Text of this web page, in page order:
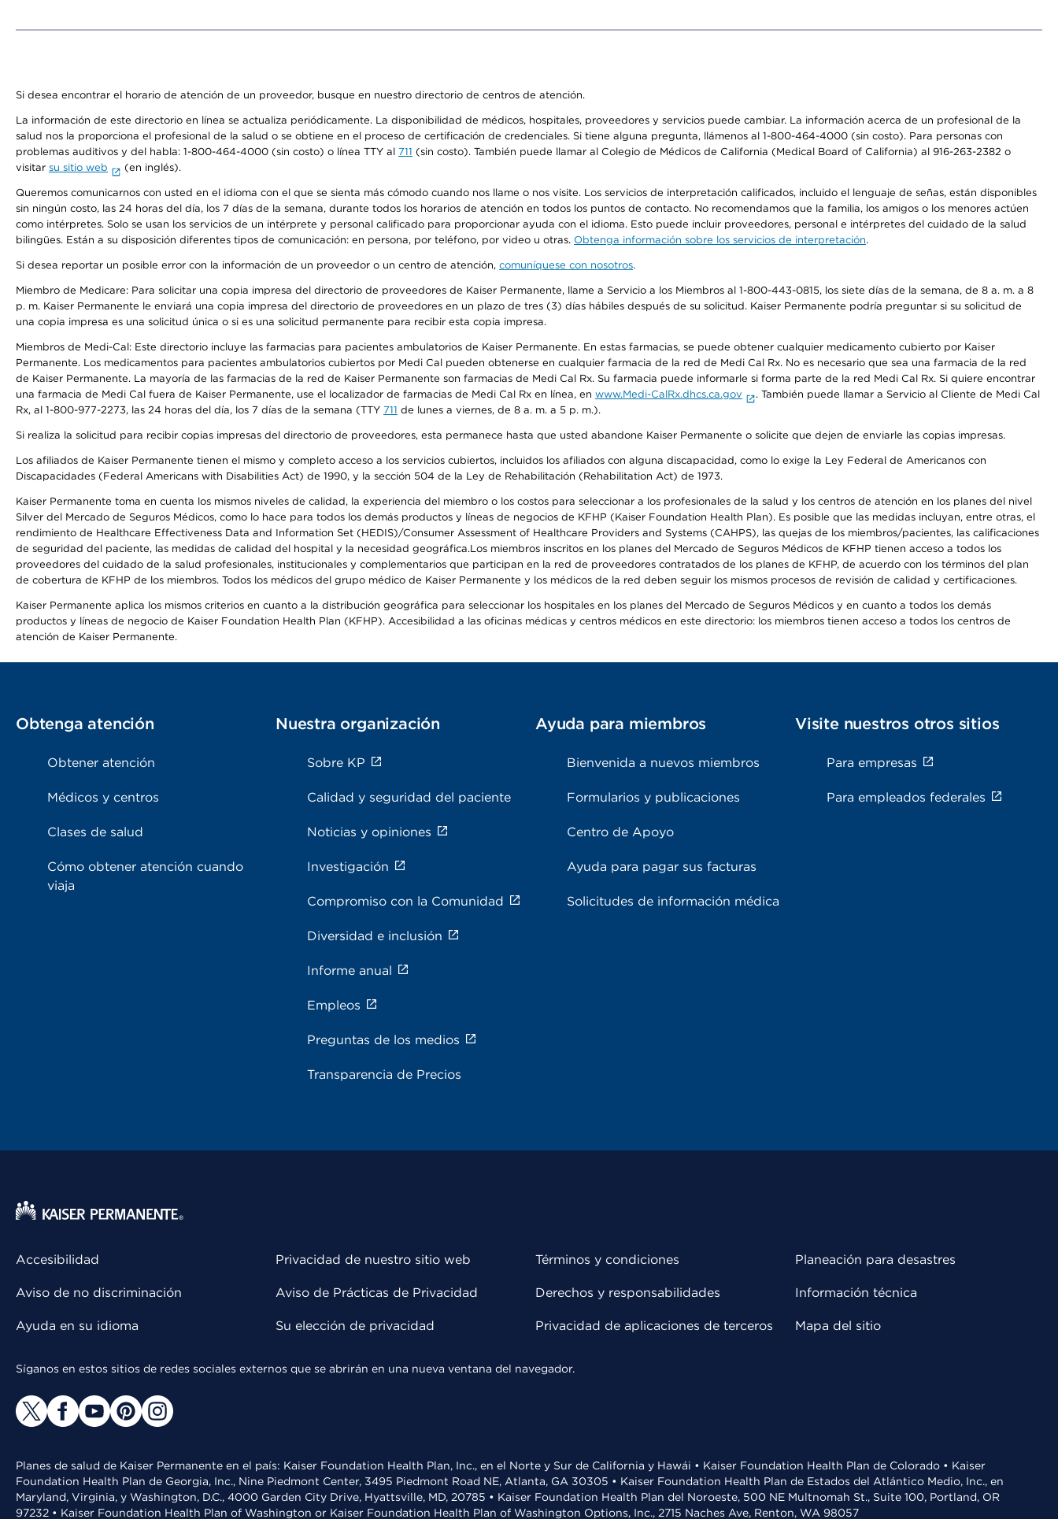
Si desea encontrar el horario de atención de un proveedor, busque en nuestro directorio de centros de atención.
La información de este directorio en línea se actualiza periódicamente. La disponibilidad de médicos, hospitales, proveedores y servicios puede cambiar. La información acerca de un profesional de la
salud nos la proporciona el profesional de la salud o se obtiene en el proceso de certificación de credenciales. Si tiene alguna pregunta, llámenos al 1-800-464-4000 (sin costo). Para personas con
problemas auditivos y del habla: 1-800-464-4000 (sin costo) o línea TTY al 711 (sin costo). También puede llamar al Colegio de Médicos de California (Medical Board of California) al 916-263-2382 o
visitar su sitio web (en inglés).
Queremos comunicarnos con usted en el idioma con el que se sienta más cómodo cuando nos llame o nos visite. Los servicios de interpretación calificados, incluido el lenguaje de señas, están disponibles
sin ningún costo, las 24 horas del día, los 7 días de la semana, durante todos los horarios de atención en todos los puntos de contacto. No recomendamos que la familia, los amigos o los menores actúen
como intérpretes. Solo se usan los servicios de un intérprete y personal calificado para proporcionar ayuda con el idioma. Esto puede incluir proveedores, personal e intérpretes del cuidado de la salud
bilingües. Están a su disposición diferentes tipos de comunicación: en persona, por teléfono, por video u otras. Obtenga información sobre los servicios de interpretación.
Si desea reportar un posible error con la información de un proveedor o un centro de atención, comuníquese con nosotros.
Miembro de Medicare: Para solicitar una copia impresa del directorio de proveedores de Kaiser Permanente, llame a Servicio a los Miembros al 1-800-443-0815, los siete días de la semana, de 8 a. m. a 8
p. m. Kaiser Permanente le enviará una copia impresa del directorio de proveedores en un plazo de tres (3) días hábiles después de su solicitud. Kaiser Permanente podría preguntar si su solicitud de
una copia impresa es una solicitud única o si es una solicitud permanente para recibir esta copia impresa.
Miembros de Medi-Cal: Este directorio incluye las farmacias para pacientes ambulatorios de Kaiser Permanente. En estas farmacias, se puede obtener cualquier medicamento cubierto por Kaiser
Permanente. Los medicamentos para pacientes ambulatorios cubiertos por Medi Cal pueden obtenerse en cualquier farmacia de la red de Medi Cal Rx. No es necesario que sea una farmacia de la red
de Kaiser Permanente. La mayoría de las farmacias de la red de Kaiser Permanente son farmacias de Medi Cal Rx. Su farmacia puede informarle si forma parte de la red Medi Cal Rx. Si quiere encontrar
una farmacia de Medi Cal fuera de Kaiser Permanente, use el localizador de farmacias de Medi Cal Rx en línea, en www.Medi-CalRx.dhcs.ca.gov
. También puede llamar a Servicio al Cliente de Medi Cal
Rx, al 1-800-977-2273, las 24 horas del día, los 7 días de la semana (TTY 711 de lunes a viernes, de 8 a. m. a 5 p. m.).
Si realiza la solicitud para recibir copias impresas del directorio de proveedores, esta permanece hasta que usted abandone Kaiser Permanente o solicite que dejen de enviarle las copias impresas.
Los afiliados de Kaiser Permanente tienen el mismo y completo acceso a los servicios cubiertos, incluidos los afiliados con alguna discapacidad, como lo exige la Ley Federal de Americanos con
Discapacidades (Federal Americans with Disabilities Act) de 1990, y la sección 504 de la Ley de Rehabilitación (Rehabilitation Act) de 1973.
Kaiser Permanente toma en cuenta los mismos niveles de calidad, la experiencia del miembro o los costos para seleccionar a los profesionales de la salud y los centros de atención en los planes del nivel
Silver del Mercado de Seguros Médicos, como lo hace para todos los demás productos y líneas de negocios de KFHP (Kaiser Foundation Health Plan). Es posible que las medidas incluyan, entre otras, el
rendimiento de Healthcare Effectiveness Data and Information Set (HEDIS)/Consumer Assessment of Healthcare Providers and Systems (CAHPS), las quejas de los miembros/pacientes, las calificaciones
de seguridad del paciente, las medidas de calidad del hospital y la necesidad geográfica.Los miembros inscritos en los planes del Mercado de Seguros Médicos de KFHP tienen acceso a todos los
proveedores del cuidado de la salud profesionales, institucionales y complementarios que participan en la red de proveedores contratados de los planes de KFHP, de acuerdo con los términos del plan
de cobertura de KFHP de los miembros. Todos los médicos del grupo médico de Kaiser Permanente y los médicos de la red deben seguir los mismos procesos de revisión de calidad y certificaciones.
Kaiser Permanente aplica los mismos criterios en cuanto a la distribución geográfica para seleccionar los hospitales en los planes del Mercado de Seguros Médicos y en cuanto a todos los demás
productos y líneas de negocio de Kaiser Foundation Health Plan (KFHP). Accesibilidad a las oficinas médicas y centros médicos en este directorio: los miembros tienen acceso a todos los centros de
atención de Kaiser Permanente.
Obtenga atención
Obtener atención
Médicos y centros
Clases de salud
Cómo obtener atención cuando
viaja
Nuestra organización
Sobre KP
Calidad y seguridad del paciente
Noticias y opiniones
Investigación
Compromiso con la Comunidad
Diversidad e inclusión
Informe anual
Empleos
Preguntas de los medios
Transparencia de Precios
Ayuda para miembros
Bienvenida a nuevos miembros
Formularios y publicaciones
Centro de Apoyo
Ayuda para pagar sus facturas
Solicitudes de información médica
Visite nuestros otros sitios
Para empresas
Para empleados federales
Accesibilidad
Aviso de no discriminación
Ayuda en su idioma
Privacidad de nuestro sitio web
Aviso de Prácticas de Privacidad
Su elección de privacidad
Términos y condiciones
Derechos y responsabilidades
Privacidad de aplicaciones de terceros
Planeación para desastres
Información técnica
Mapa del sitio
Síganos en estos sitios de redes sociales externos que se abrirán en una nueva ventana del navegador.
Planes de salud de Kaiser Permanente en el país: Kaiser Foundation Health Plan, Inc., en el Norte y Sur de California y Hawái • Kaiser Foundation Health Plan de Colorado • Kaiser
Foundation Health Plan de Georgia, Inc., Nine Piedmont Center, 3495 Piedmont Road NE, Atlanta, GA 30305 • Kaiser Foundation Health Plan de Estados del Atlántico Medio, Inc., en
Maryland, Virginia, y Washington, D.C., 4000 Garden City Drive, Hyattsville, MD, 20785 • Kaiser Foundation Health Plan del Noroeste, 500 NE Multnomah St., Suite 100, Portland, OR
97232 • Kaiser Foundation Health Plan of Washington or Kaiser Foundation Health Plan of Washington Options, Inc., 2715 Naches Ave, Renton, WA 98057